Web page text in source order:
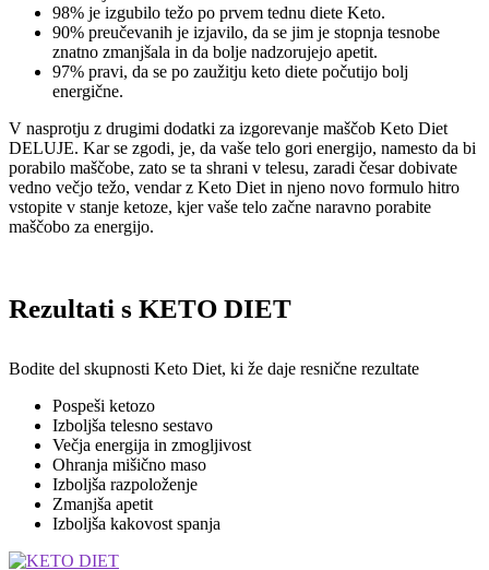
98% je izgubilo težo po prvem tednu diete Keto.
90% preučevanih je izjavilo, da se jim je stopnja tesnobe
znatno zmanjšala in da bolje nadzorujejo apetit.
97% pravi, da se po zaužitju keto diete počutijo bolj
energične.
V nasprotju z drugimi dodatki za izgorevanje maščob Keto Diet
DELUJE. Kar se zgodi, je, da vaše telo gori energijo, namesto da bi
porabilo maščobe, zato se ta shrani v telesu, zaradi česar dobivate
vedno večjo težo, vendar z Keto Diet in njeno novo formulo hitro
vstopite v stanje ketoze, kjer vaše telo začne naravno porabite
maščobo za energijo.
Rezultati s KETO DIET
Bodite del skupnosti Keto Diet, ki že daje resnične rezultate
Pospeši ketozo
Izboljša telesno sestavo
Večja energija in zmogljivost
Ohranja mišično maso
Izboljša razpoloženje
Zmanjša apetit
Izboljša kakovost spanja